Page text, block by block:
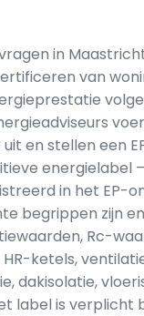
in
van
en stellen een
energielabel
in het EP-
begrippen zijn
Rc-
ketels,
dakisolatie,
label is verplicht